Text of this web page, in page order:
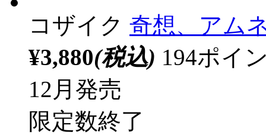
コザイク 奇想、アム
¥3,880(税込) 194ポイ
12月発売
限定数終了